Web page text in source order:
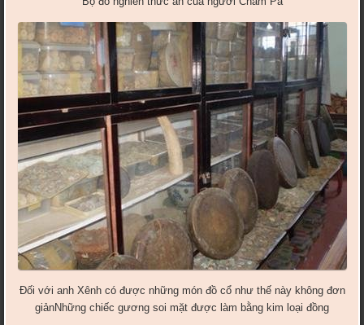
Đối với anh Xênh có được những món đồ cổ như thế này không đơn
giảnNhững chiếc gương soi mặt được làm bằng kim loại đồng